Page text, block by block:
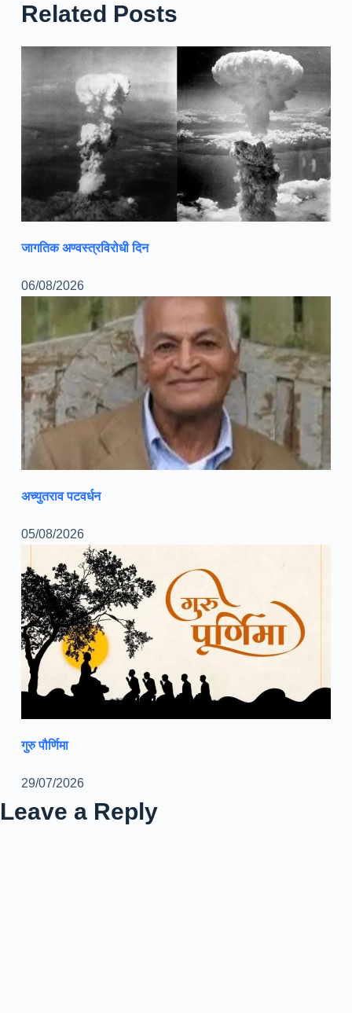
Related Posts
जागतिक अण्वस्त्रविरोधी दिन
06/08/2026
अच्युतराव पटवर्धन
05/08/2026
गुरु पौर्णिमा
29/07/2026
Leave a Reply